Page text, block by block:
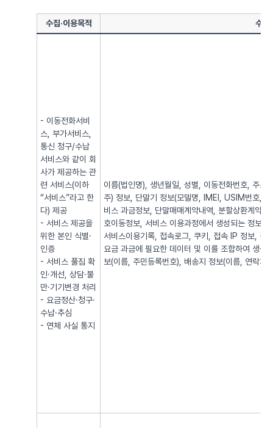
수집·이용목적 수집
- 이동전화서비
스, 부가서비스,
통신 청구/수납
서비스와 같이 회
사가 제공하는 관
련 서비스(이하
“서비스”라고 한
다) 제공
- 서비스 제공을
위한 본인 식별·
인증
- 서비스 풀짐 확
인·개선, 상담·불
만·기기변경 처리
- 요금정산·청구·
수납·추심
- 연체 사실 통지
이름(법인명), 생년월일, 성별, 이동전화번호, 주
주) 정보, 단말기 정보(모델명, IMEI, USIM번호,
비스 과금정보, 단말매매계약내역, 분할상환계약
호이동정보, 서비스 이용과정에서 생성되는 정보(
서비스이용기록, 접속로그, 쿠키, 접속 IP 정보, 결
요금 과금에 필요한 데이터 및 이를 조합하여 생
보(이름, 주민등록번호), 배송지 정보(이름, 연락처,